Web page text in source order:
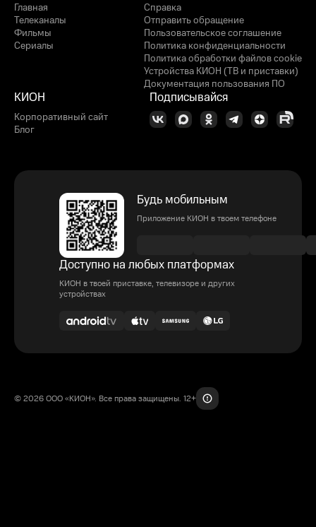
Главная
Телеканалы
Фильмы
Сериалы
Справка
Отправить обращение
Пользовательское соглашение
Политика конфиденциальности
Политика обработки файлов cookie
Устройства КИОН (ТВ и приставки)
Документация пользования ПО
КИОН
Корпоративный сайт
Блог
Подписывайся
Будь мобильным
Приложение КИОН в твоем телефоне
Доступно на любых платформах
КИОН в твоей приставке, телевизоре и других
устройствах
© 2026 ООО «КИОН». Все права защищены. 12+